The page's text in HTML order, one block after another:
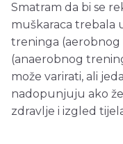
Smatram da bi se
muškaraca trebala
treninga
(anaerobnog
može varirati, ali
nadopunjuju ako
zdravlje i izgled